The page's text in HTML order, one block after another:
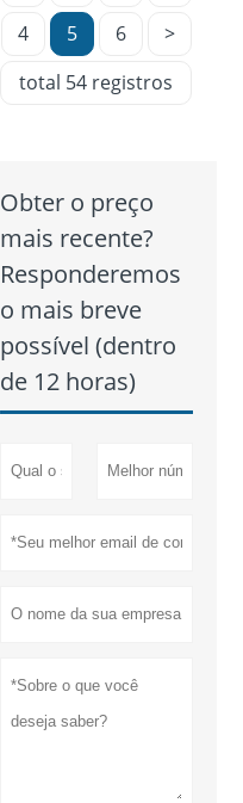
4
5 6
>
total 54 registros
Obter o preço
mais recente?
Responderemos
o mais breve
possível (dentro
de 12 horas)